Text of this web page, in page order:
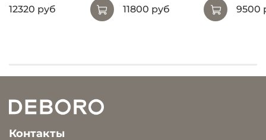
12320 руб
11800 руб
9500
Контакты